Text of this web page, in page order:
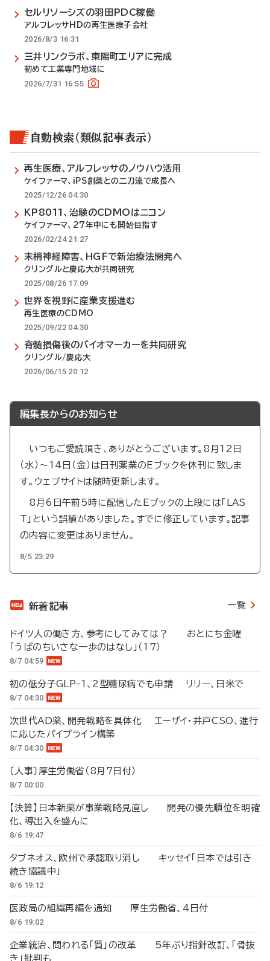
セルリソーシズの羽田PDC稼働
アルフレッサHDの再生医療子会社
2026/8/3 16:31
三井リンクラボ、東陽町エリアに完成
初めて工業専門地域に
2026/7/31 16:55
自動検索（類似記事表示）
再生医療、アルフレッサのノウハウ活用
ケイファーマ、iPS創薬との二刀流で成長へ
2025/12/26 04:30
KP8011、治験のCDMOはニコン
ケイファーマ、27年中にも開始目指す
2026/02/24 21:27
末梢神経障害、HGFで新治療法開発へ
クリングルと慶応大が共同研究
2025/08/26 17:09
世界を視野に産業支援進む
再生医療のCDMO
2025/09/22 04:30
脊髄損傷後のバイオマーカーを共同研究
クリングル/慶応大
2026/06/15 20:12
編集長からのお知らせ
いつもご愛読頂き、ありがとうございます。8月12日
（水）～14日（金）は日刊薬業のEブックを休刊に致しま
す。ウェブサイトは随時更新します。
8月6日午前5時に配信したEブックの上段には「LAS
T」という誤植がありました。すでに修正しています。記事
の内容に変更はありません。
8/5 23:29
新着記事 一覧
ドイツ人の働き方、参考にしてみては？ おとにち金曜
「うぱのちいさな一歩のはなし」（17）
8/7 04:59
初の低分子GLP-1、2型糖尿病でも申請 リリー、日米で
8/7 04:30
次世代AD薬、開発戦略を具体化 エーザイ・井戸CSO、進行
に応じたパイプライン構築
8/7 04:30
〔人事〕厚生労働省（8月7日付）
8/7 00:00
【決算】日本新薬が事業戦略見直し 開発の優先順位を明確
化、導出入を盛んに
8/6 19:47
タブネオス、欧州で承認取り消し キッセイ「日本では引き
続き協議中」
8/6 19:12
医政局の組織再編を通知 厚生労働省、4日付
8/6 19:02
企業統治、問われる「質」の改革 5年ぶり指針改訂、「骨抜
き」批判も